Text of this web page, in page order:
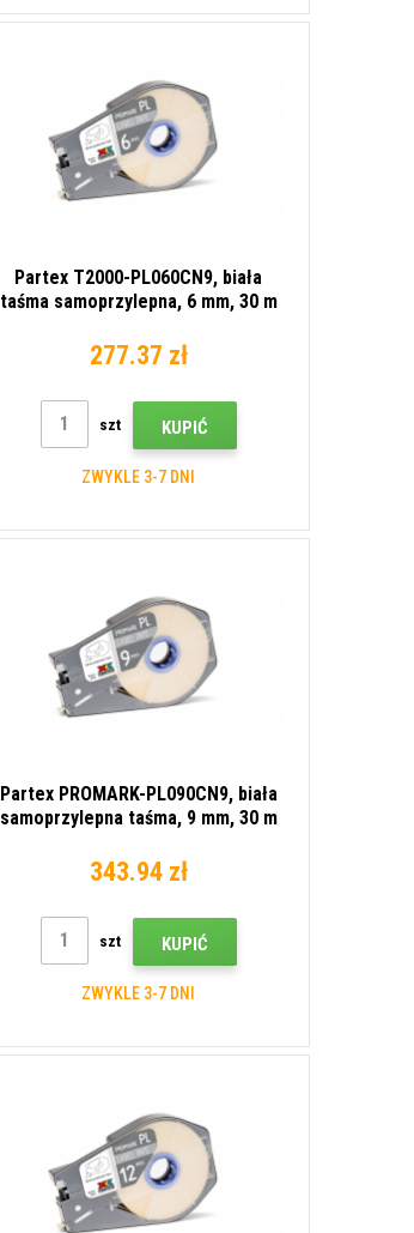
Partex T2000-PL060CN9, biała
taśma samoprzylepna, 6 mm, 30 m
277.37 zł
szt KUPIĆ
ZWYKLE 3-7 DNI
Partex PROMARK-PL090CN9, biała
samoprzylepna taśma, 9 mm, 30 m
343.94 zł
szt KUPIĆ
ZWYKLE 3-7 DNI